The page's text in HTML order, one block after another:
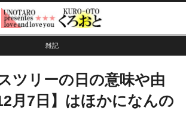
雑記
ツリーの日の意味や由
月7日】はほかになんの